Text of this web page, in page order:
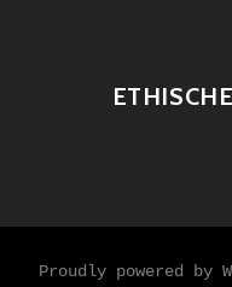
Proudly powered by